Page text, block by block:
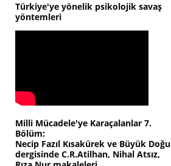
Türkiye'ye yönelik psikolojik savaş
yöntemleri
Milli Mücadele'ye Karaçalanlar 7.
Bölüm:
Necip Fazıl Kısakürek ve Büyük Doğu
dergisinde C.R.Atilhan, Nihal Atsız,